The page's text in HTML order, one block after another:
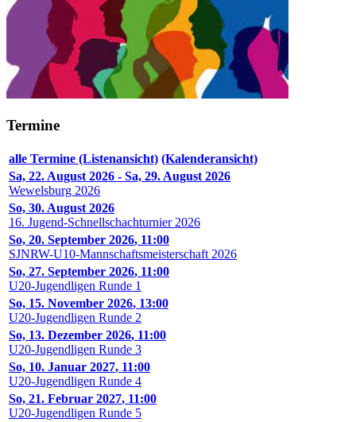
Termine
alle Termine (Listenansicht) (Kalenderansicht)
Sa, 22. August 2026 - Sa, 29. August 2026
Wewelsburg 2026
So, 30. August 2026
16. Jugend-Schnellschachturnier 2026
So, 20. September 2026, 11:00
SJNRW-U10-Mannschaftsmeisterschaft 2026
So, 27. September 2026, 11:00
U20-Jugendligen Runde 1
So, 15. November 2026, 13:00
U20-Jugendligen Runde 2
So, 13. Dezember 2026, 11:00
U20-Jugendligen Runde 3
So, 10. Januar 2027, 11:00
U20-Jugendligen Runde 4
So, 21. Februar 2027, 11:00
U20-Jugendligen Runde 5